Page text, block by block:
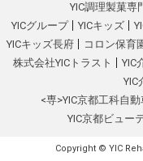
YIC調理製菓専
YICグループ
YICキッズ
YICキッズ長府
コロン保育
株式会社YICトラスト
YIC
YIC
<専>YIC京都工科自
YIC京都ビュー
Copyright © YIC